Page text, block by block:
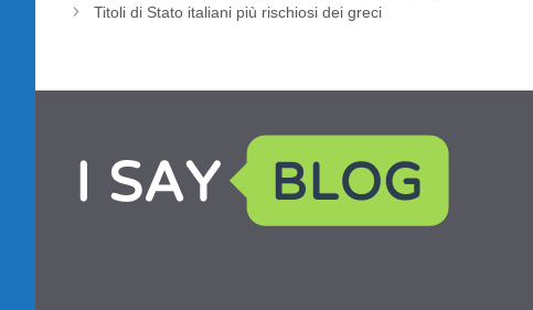
Titoli di Stato italiani più rischiosi dei greci